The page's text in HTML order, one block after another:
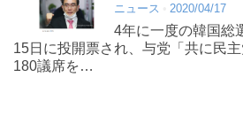
ニュース 2020/04/17
4年に一度の韓国総
15日に投開票され、与党「共に民
180議席を…